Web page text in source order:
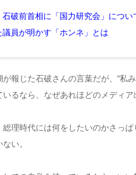
石破前首相に「国力研究会」につ
議員が明かす「ホンネ」とは
が報じた石破さんの言葉だが、“私
いるなら、なぜあれほどのメディア
総理時代には何をしたいのかさっ
い。